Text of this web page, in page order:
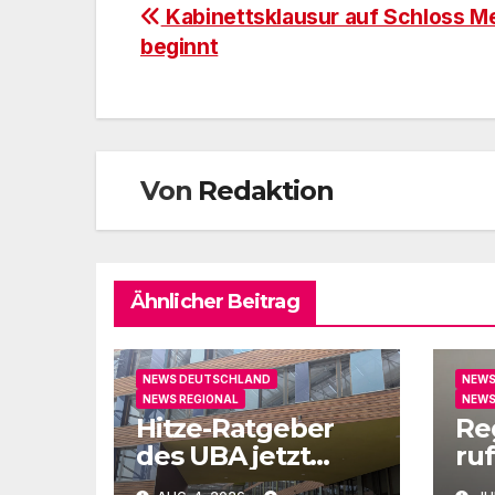
Beitragsnavigation
Kabinettsklausur auf Schloss
beginnt
Von Redaktion
Ähnlicher Beitrag
NEWS DEUTSCHLAND
NEWS REGIONAL
Hitze-Ratgeber
des UBA jetzt
auch in Leichter